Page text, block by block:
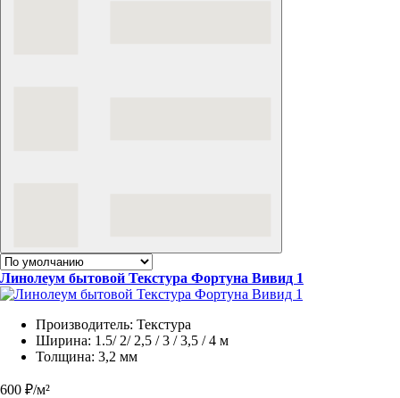
Линолеум бытовой Текстура Фортуна Вивид 1
Производитель: Текстура
Ширина: 1.5/ 2/ 2,5 / 3 / 3,5 / 4 м
Толщина: 3,2 мм
600 ₽/м²